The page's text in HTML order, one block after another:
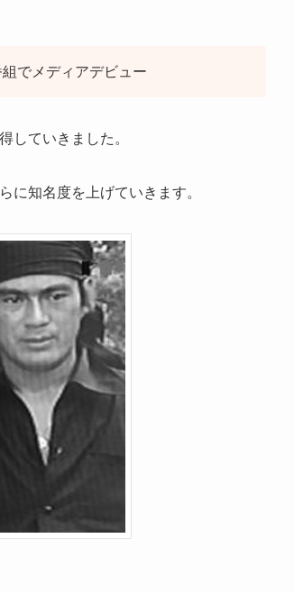
でメディアデビュー
していきました。
に知名度を上げていきます。